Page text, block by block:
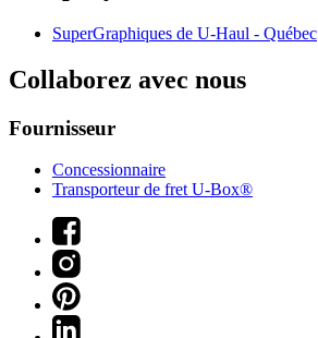
SuperGraphiques de U-Haul - Québec
Collaborez avec nous
Fournisseur
Concessionnaire
Transporteur de fret U-Box®